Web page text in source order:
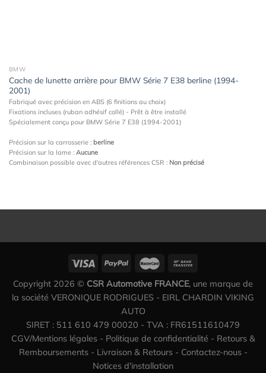
BMW
Cache de lunette arrière pour BMW Série 7 E38 berline (1994-
2001)
Fabriqué avec précision en ABS (6 finitions au choix)
Fixations incluses (ruban adhésif collé) - Prêt à être installé
Spécialement conçu pour BMW Série 7 E38 (1994-2001)
Précision sur la carrosserie : berline
Précision sur la lame : Aucune
Combinaison possible avec d'autres références CSR : Non précisé
Copyright 2026 © CSR Automotive FRANCE, une marque de
la société VERONIQUE RODRIGUES - EIRL CHARDIN VIKING
AUTO
SIRET : 511 610 479 00020 - TVA : FR61511610479
CGV/Mentions légales- Politique de confidentialité - Retours &
Remboursements- Livraison & Retours- Contactez-nous-
Notices d'installation